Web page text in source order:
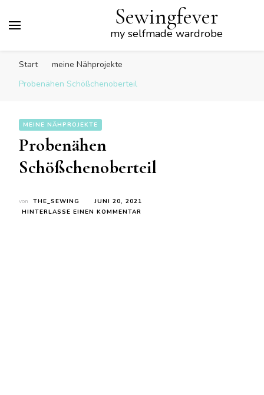
Sewingfever
my selfmade wardrobe
Start
meine Nähprojekte
Probenähen Schößchenoberteil
MEINE NÄHPROJEKTE
Probenähen
Schößchenoberteil
von THE_SEWING
JUNI 20, 2021
HINTERLASSE EINEN KOMMENTAR